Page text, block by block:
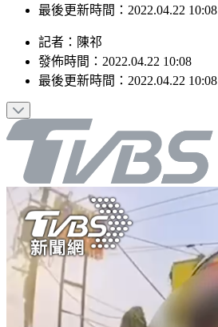
最後更新時間：2022.04.22 10:08
記者 ： 陳祁
發佈時間： 2022.04.22 10:08
最後更新時間： 2022.04.22 10:08